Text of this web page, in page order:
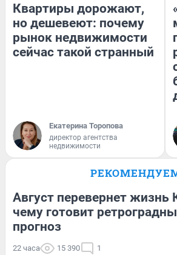
Квартиры дорожают,
но дешевеют: почему
рынок недвижимости
сейчас такой странный
Екатерина Торопова
директор агентства
недвижимости
Август перевернет жизнь
чему готовит
прогноз
22 часа 15 390 1